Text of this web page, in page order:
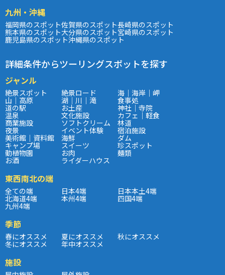
九州・沖縄
福岡県のスポット佐賀県のスポット長崎県のスポット
熊本県のスポット大分県のスポット宮崎県のスポット
鹿児島県のスポット沖縄県のスポット
詳細条件からツーリングスポットを探す
ジャンル
絶景スポット 絶景ロード 海｜海岸｜岬
山｜高原 湖｜川｜滝 食事処
道の駅 お土産 神社｜寺院
温泉 文化施設 カフェ｜軽食
商業施設 ソフトクリーム 林道
夜景 イベント体験 宿泊施設
美術館｜資料館 海鮮 ダム
キャンプ場 スイーツ 珍スポット
動植物園 お肉 麺類
お酒 ライダーハウス
東西南北の端
全ての端 日本4端 日本本土4端
北海道4端 本州4端 四国4端
九州4端
季節
春にオススメ 夏にオススメ 秋にオススメ
冬にオススメ 年中オススメ
施設